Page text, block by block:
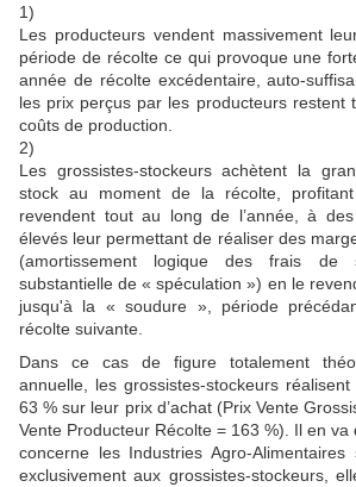
1)
Les producteurs vendent massivement
période de récolte ce qui provoque une
année de récolte excédentaire, auto-
les prix perçus par les producteurs restent
coûts de production.
2)
Les grossistes-stockeurs achètent la
stock au moment de la récolte,
revendent tout au long de l’année, à
élevés leur permettant de réaliser des
(amortissement logique des frais de
substantielle de « spéculation ») en le
jusqu'à la « soudure », période
récolte suivante.
Dans ce cas de figure totalement
annuelle, les grossistes-stockeurs
63 % sur leur prix d’achat (Prix Vente
Vente Producteur Récolte = 163 %). Il en
concerne les Industries Agro-
exclusivement aux grossistes-stockeurs,